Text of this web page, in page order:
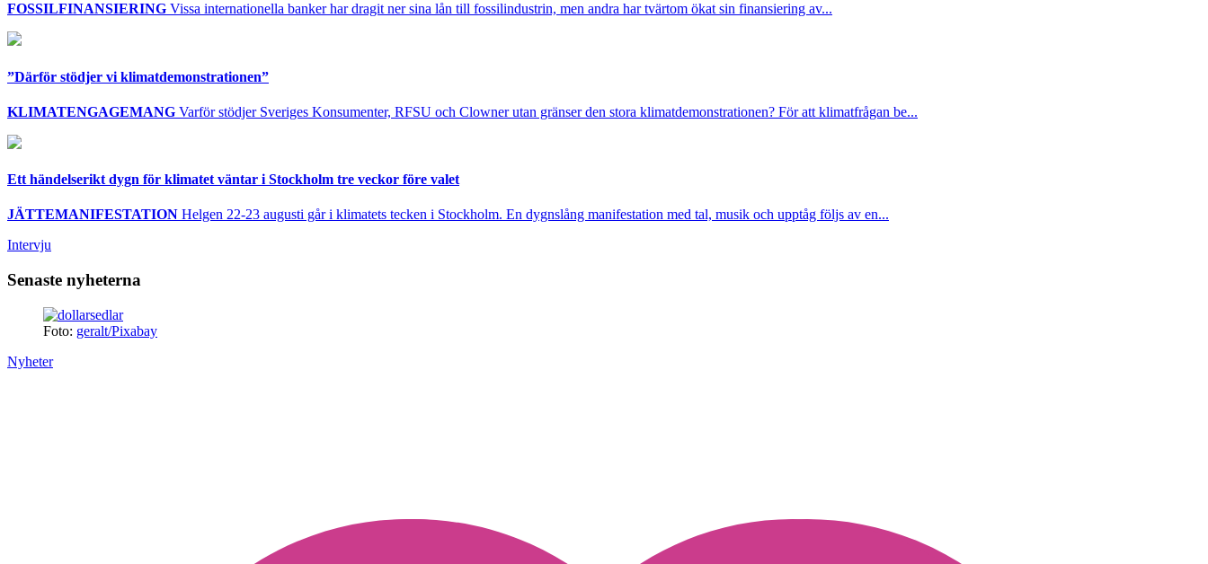
FOSSILFINANSIERING Vissa internationella banker har dragit ner sina lån till fossilindustrin, men andra har tvärtom ökat sin finansiering av...
”Därför stödjer vi klimatdemonstrationen”
KLIMATENGAGEMANG Varför stödjer Sveriges Konsumenter, RFSU och Clowner utan gränser den stora klimatdemonstrationen? För att klimatfrågan be...
Ett händelserikt dygn för klimatet väntar i Stockholm tre veckor före valet
JÄTTEMANIFESTATION Helgen 22-23 augusti går i klimatets tecken i Stockholm. En dygnslång manifestation med tal, musik och upptåg följs av en...
Intervju
Senaste nyheterna
Foto: geralt/Pixabay
Nyheter